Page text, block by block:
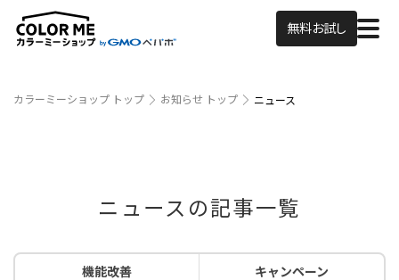
無料お試し
カラーミーショップ トップ お知らせ トップ ニュース
ニュースの記事一覧
機能改善 キャンペーン